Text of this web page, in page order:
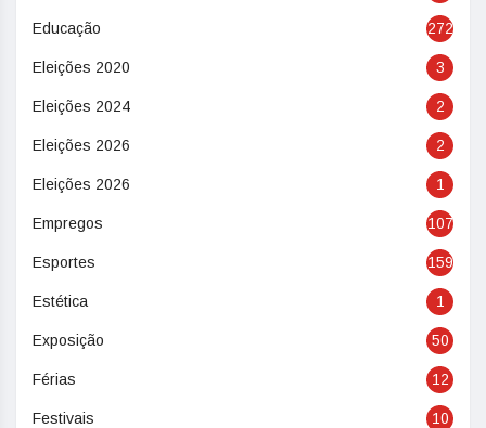
Educação 272
Eleições 2020 3
Eleições 2024 2
Eleições 2026 2
Eleições 2026 1
Empregos 107
Esportes 159
Estética 1
Exposição 50
Férias 12
Festivais 10